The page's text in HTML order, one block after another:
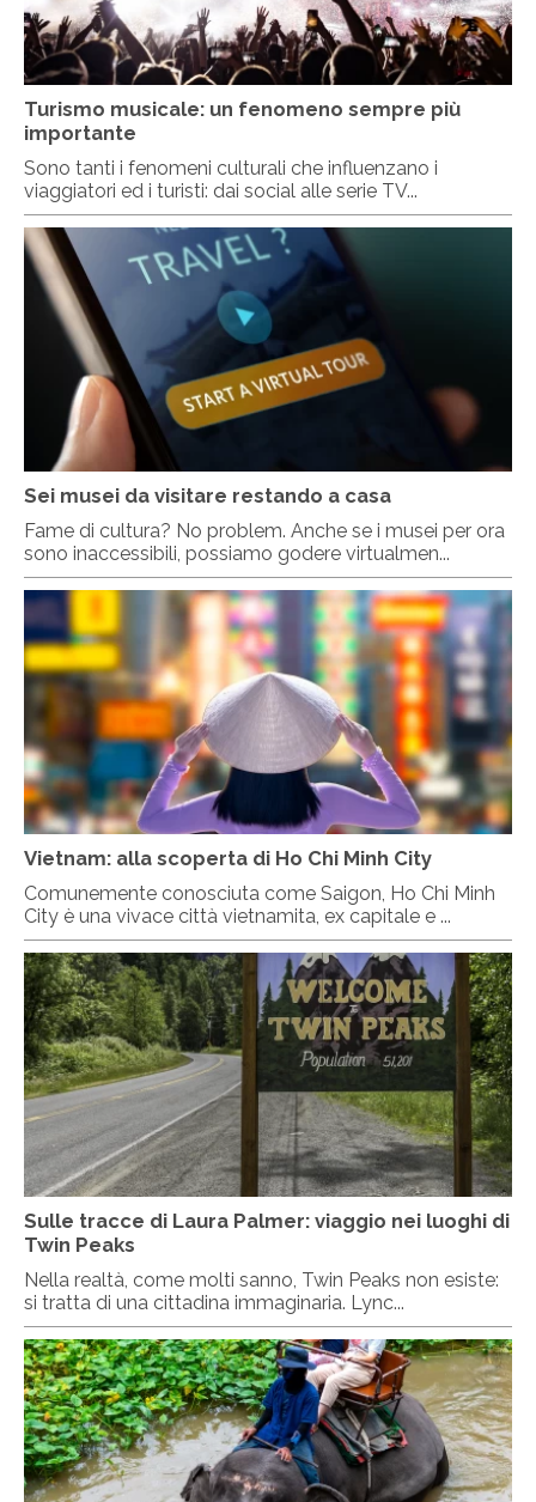
Turismo musicale: un fenomeno sempre più
importante
Sono tanti i fenomeni culturali che influenzano i
viaggiatori ed i turisti: dai social alle serie TV...
Sei musei da visitare restando a casa
Fame di cultura? No problem. Anche se i musei per ora
sono inaccessibili, possiamo godere virtualmen...
Vietnam: alla scoperta di Ho Chi Minh City
Comunemente conosciuta come Saigon, Ho Chi Minh
City è una vivace città vietnamita, ex capitale e ...
Sulle tracce di Laura Palmer: viaggio nei luoghi di
Twin Peaks
Nella realtà, come molti sanno, Twin Peaks non esiste:
si tratta di una cittadina immaginaria. Lync...